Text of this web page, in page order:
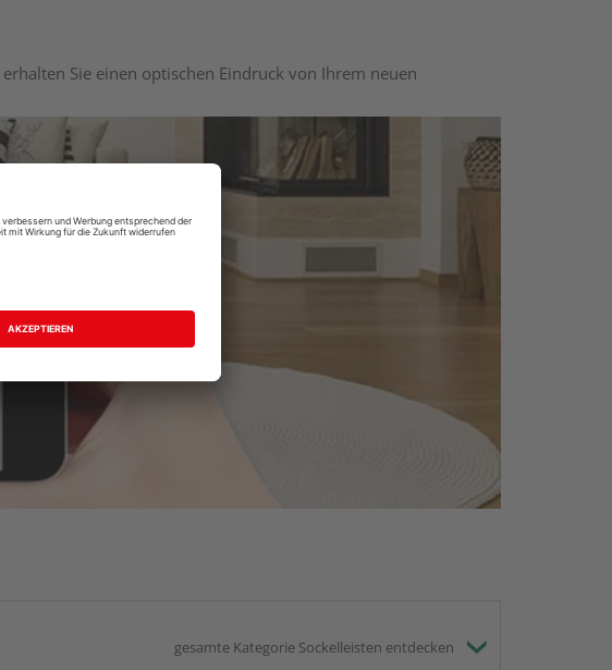
Sie einen optischen Eindruck von Ihrem neuen
gesamte Kategorie Sockelleisten entdecken